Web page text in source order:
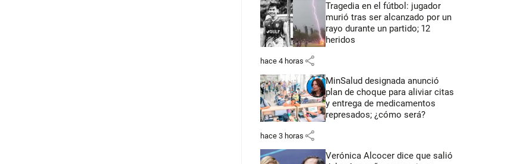
Tragedia en el fútbol: jugador
murió tras ser alcanzado por un
rayo durante un partido; 12
heridos
hace 4 horas share
MinSalud designada anunció
plan de choque para aliviar citas
y entrega de medicamentos
represados; ¿cómo será?
hace 3 horas share
Verónica Alcocer dice que salió